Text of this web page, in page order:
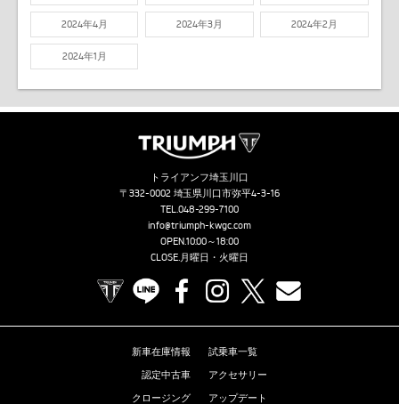
2024年4月 2024年3月 2024年2月
2024年1月
トライアンフ埼玉川口
〒332-0002 埼玉県川口市弥平4-3-16
TEL.048-299-7100
info@triumph-kwgc.com
OPEN.10:00～18:00
CLOSE.月曜日・火曜日
TRIUMPH OFFICIAL SITE
LINE FacebookInstagram
新車在庫情報
試乗車一覧
認定中古車
アクセサリー
クロージング
アップデート